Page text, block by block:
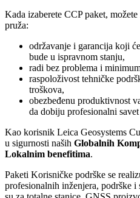
Kada izaberete CCP paket,
pruža:
održavanje i garancija koji
bude u ispravnom stanju,
radi bez problema i
raspoloživost tehničke
troškova,
obezbeđenu produktivnost
da dobiju profesionalni
Kao korisnik Leica Geosystems
u sigurnosti naših Globalnih
Lokalnim benefitima.
Paketi Korisničke podrške se
profesionalnih inženjera, podrške